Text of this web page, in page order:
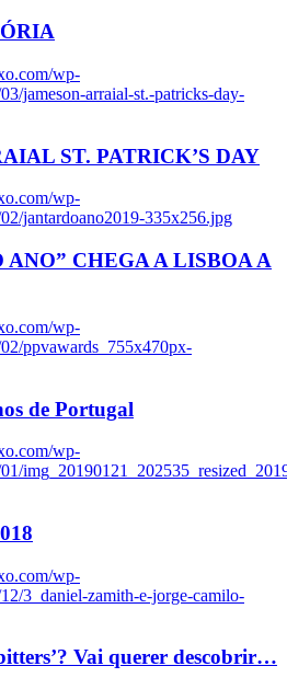
wp-
jameson-arraial-st.-patricks-day-
ST. PATRICK’S DAY
wp-
jantardoano2019-335x256.jpg
ANO” CHEGA A LISBOA A
wp-
ppvawards_755x470px-
de Portugal
wp-
wp-
3_daniel-zamith-e-jorge-camilo-
Vai querer descobrir…